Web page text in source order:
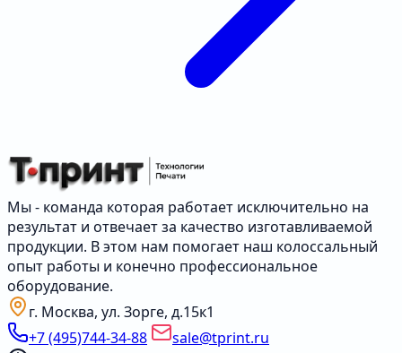
Мы - команда которая работает исключительно на
результат и отвечает за качество изготавливаемой
продукции. В этом нам помогает наш колоссальный
опыт работы и конечно профессиональное
оборудование.
г. Москва, ул. Зорге, д.15к1
+7 (495)744-34-88
sale@tprint.ru